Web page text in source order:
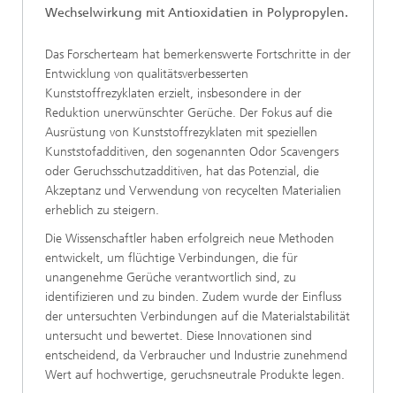
Wechselwirkung mit Antioxidatien in Polypropylen.
Das Forscherteam hat bemerkenswerte Fortschritte in der
Entwicklung von qualitätsverbesserten
Kunststoffrezyklaten erzielt, insbesondere in der
Reduktion unerwünschter Gerüche. Der Fokus auf die
Ausrüstung von Kunststoffrezyklaten mit speziellen
Kunststofadditiven, den sogenannten Odor Scavengers
oder Geruchsschutzadditiven, hat das Potenzial, die
Akzeptanz und Verwendung von recycelten Materialien
erheblich zu steigern.
Die Wissenschaftler haben erfolgreich neue Methoden
entwickelt, um flüchtige Verbindungen, die für
unangenehme Gerüche verantwortlich sind, zu
identifizieren und zu binden. Zudem wurde der Einfluss
der untersuchten Verbindungen auf die Materialstabilität
untersucht und bewertet. Diese Innovationen sind
entscheidend, da Verbraucher und Industrie zunehmend
Wert auf hochwertige, geruchsneutrale Produkte legen.